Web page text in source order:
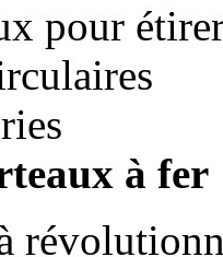
pour
à fer